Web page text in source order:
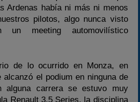
Ardenas había ni más ni menos
pilotos, algo nunca visto
un meeting automovilístico
de lo ocurrido en Monza, en
el podium en ninguna de
alguna carrera se estuvo muy
Renault 3.5 Series, la disciplina